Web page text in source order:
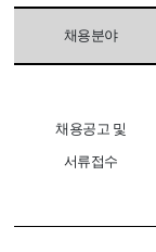
채용분야
채용공고 및
서류접수